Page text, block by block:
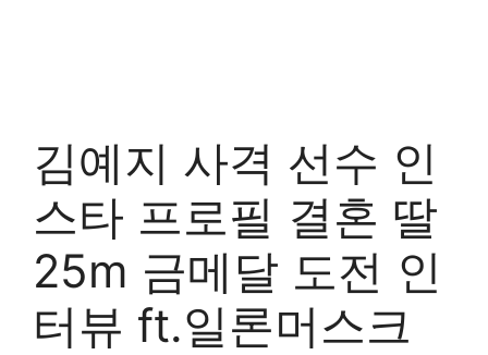
김예지 사격 선수 인
스타 프로필 결혼 딸
25m 금메달 도전 인
터뷰 ft.일론머스크